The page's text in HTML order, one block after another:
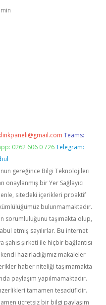
Teams:
0262 606 0 726 Telegram:
gereğince Bilgi Teknolojileri
onaylanmış bir Yer Sağlayıcı
sitedeki içerikleri proaktif
bulunmamaktadır.
sorumluluğunu taşımakta olup,
etmiş sayılırlar. Bu internet
şirketi ile hiçbir bağlantısı
hazırladığımız makaleler
haber niteliği taşımamakta
paylaşım yapılmamaktadır.
tamamen tesadüfidir.
ücretsiz bir bilgi paylaşım